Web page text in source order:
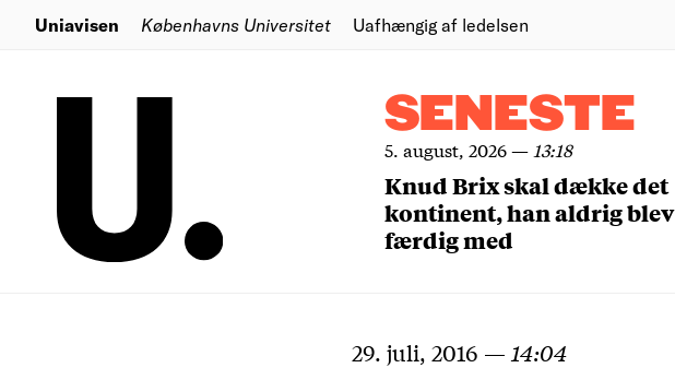
Uniavisen Københavns Universitet Uafhængig af ledelsen
SENESTE
5. august, 2026— 13:18
Knud Brix skal dække det
kontinent, han aldrig blev
færdig med
29. juli, 2016 — 14:04